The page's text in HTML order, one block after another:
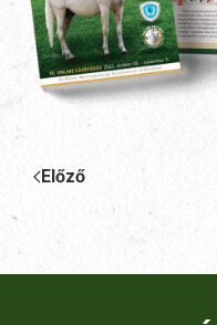
Előző